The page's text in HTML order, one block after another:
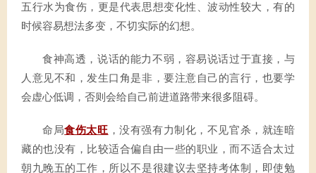
五行水为食伤，更是代表思想变化性、波动性较大，有的
时候容易想法多变，不切实际的幻想。
食神高透，说话的能力不弱，容易说话过于直接，与
人意见不和，发生口角是非，要注意自己的言行，也要学
会虚心低调，否则会给自己前进道路带来很多阻碍。
命局食伤太旺 ，没有强有力制化，不见官杀，就连暗
藏的也没有，比较适合偏自由一些的职业，而不适合太过
朝九晚五的工作，所以不是很建议去坚持考体制，即使勉